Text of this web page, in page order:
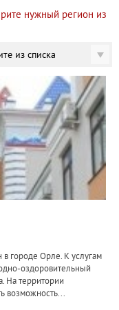
нужный регион из
из списка
городе Орле. К услугам
оздоровительный
На территории
возможность...